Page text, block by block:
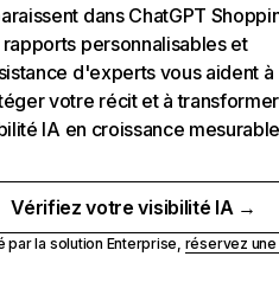
dans ChatGPT
rapports personnalisables et
d'experts vous aident à
votre récit et à
IA en croissance
Vérifiez votre visibilité IA →
par la solution Enterprise, réservez